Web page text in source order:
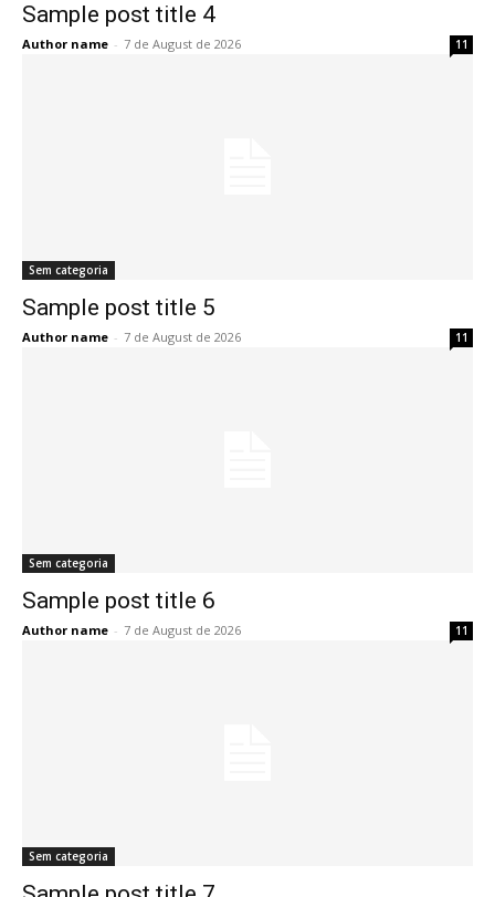
Sample post title 4
Author name - 7 de August de 2026 11
Sem categoria
Sample post title 5
Author name - 7 de August de 2026 11
Sem categoria
Sample post title 6
Author name - 7 de August de 2026 11
Sem categoria